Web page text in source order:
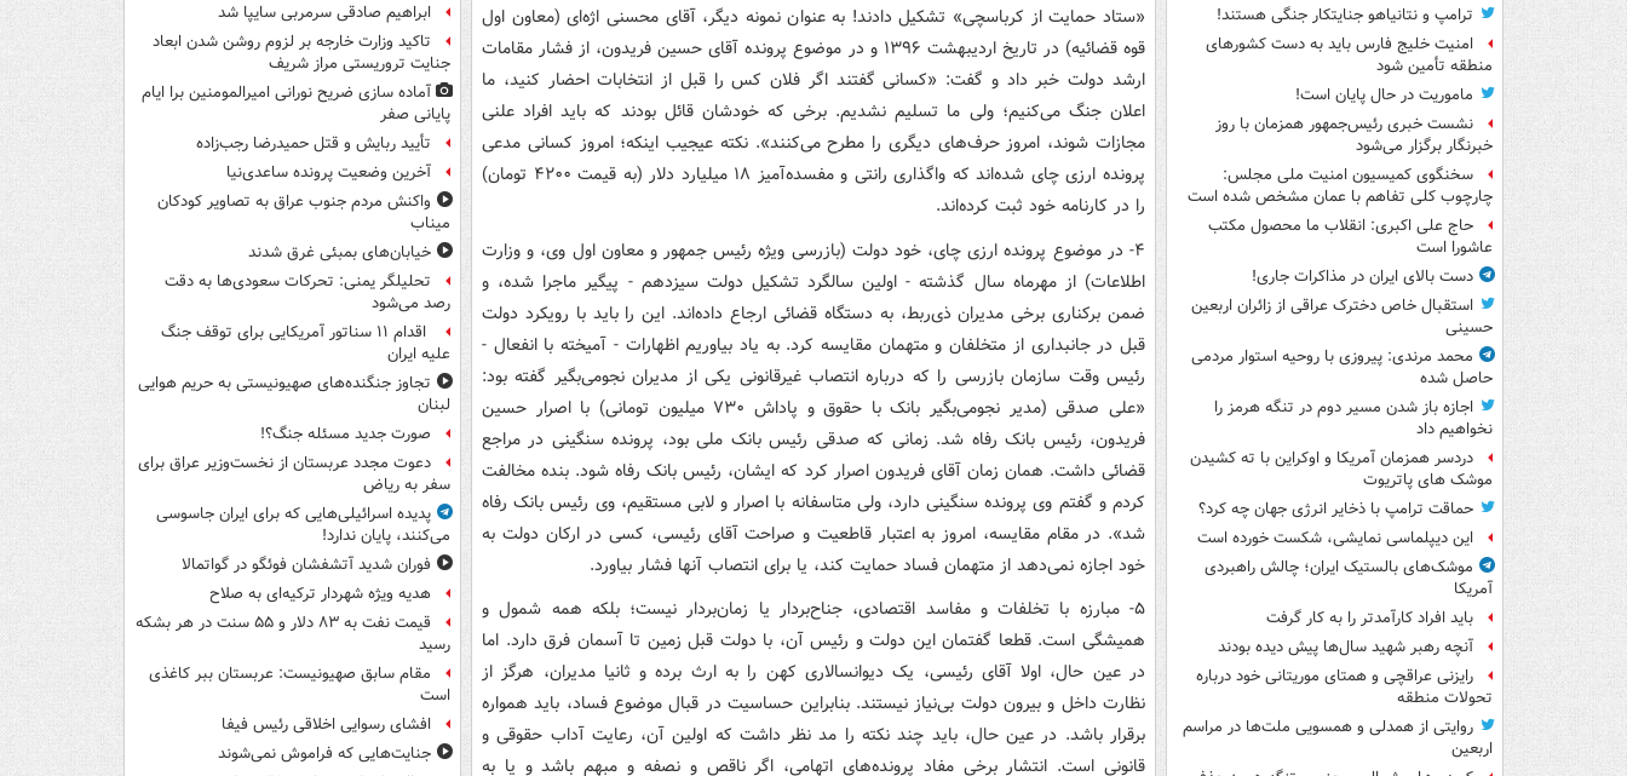
ترامپ و نتانیاهو جنایتکار جنگی هستند!
امنیت خلیج فارس باید به دست کشورهای
منطقه تأمین شود
ماموریت در حال پایان است!
نشست خبری رئیس‌جمهور همزمان با روز
خبرنگار برگزار می‌شود
سخنگوی کمیسیون امنیت ملی مجلس:
چارچوب کلی تفاهم با عمان مشخص شده است
حاج علی اکبری: انقلاب ما محصول مکتب
عاشورا است
دست بالای ایران در مذاکرات جاری!
استقبال خاص دخترک عراقی از زائران اربعین
حسینی
محمد مرندی: پیروزی با روحیه استوار مردمی
حاصل شده
اجازه باز شدن مسیر دوم در تنگه هرمز را
نخواهیم داد
دردسر همزمان آمریکا و اوکراین با ته کشیدن
موشک های پاتریوت
حماقت ترامپ با ذخایر انرژی جهان چه کرد؟
این دیپلماسی نمایشی، شکست خورده است
موشک‌های بالستیک ایران؛ چالش راهبردی
آمریکا
باید افراد کارآمدتر را به کار گرفت
آنچه رهبر شهید سال‌ها پیش دیده بودند
رایزنی عراقچی و همتای موریتانی خود درباره
تحولات منطقه
روایتی از همدلی و همسویی ملت‌ها در مراسم
اربعین
«ستاد حمایت از کرباسچی» تشکیل دادند! به عنوان نمونه دیگر، آقای محسنی اژه‌ای (معاون اول
قوه قضائیه) در تاریخ اردیبهشت ۱۳۹۶ و در موضوع پرونده آقای حسین فریدون، از فشار مقامات
ارشد دولت خبر داد و گفت: «کسانی گفتند اگر فلان کس را قبل از انتخابات احضار کنید، ما
اعلان جنگ می‌کنیم؛ ولی ما تسلیم نشدیم. برخی که خودشان قائل بودند که باید افراد علنی
مجازات شوند، امروز حرف‌های دیگری را مطرح می‌کنند». نکته عیجیب اینکه؛ امروز کسانی مدعی
پرونده ارزی چای شده‌اند که واگذاری رانتی و مفسده‌آمیز ۱۸ میلیارد دلار (به قیمت ۴۲۰۰ تومان)
را در کارنامه خود ثبت کرده‌اند.
۴- در موضوع پرونده ارزی چای، خود دولت (بازرسی ویژه رئیس‌ جمهور و معاون اول وی، و وزارت
اطلاعات) از مهرماه سال گذشته - اولین سالگرد تشکیل دولت سیزدهم - پیگیر ماجرا شده، و
ضمن برکناری برخی مدیران ذی‌ربط، به دستگاه قضائی ارجاع داده‌اند. این را باید با رویکرد دولت
قبل در جانبداری از متخلفان و متهمان مقایسه کرد. به یاد بیاوریم اظهارات - آمیخته با انفعال -
رئیس وقت سازمان بازرسی را که درباره انتصاب غیرقانونی یکی از مدیران نجومی‌بگیر گفته بود:
«علی صدقی (مدیر نجومی‌بگیر بانک با حقوق و پاداش ۷۳۰ میلیون تومانی) با اصرار حسین
فریدون، رئیس بانک رفاه شد. زمانی که صدقی رئیس بانک ملی بود، پرونده سنگینی در مراجع
قضائی داشت. همان زمان آقای فریدون اصرار کرد که ایشان، رئیس بانک رفاه شود. بنده مخالفت
کردم و گفتم وی پرونده سنگینی دارد، ولی متاسفانه با اصرار و لابی مستقیم، وی رئیس بانک رفاه
شد». در مقام مقایسه، امروز به اعتبار قاطعیت و صراحت آقای رئیسی، کسی در ارکان دولت به
خود اجازه نمی‌دهد از متهمان فساد حمایت کند، یا برای انتصاب آنها فشار بیاورد.
۵- مبارزه با تخلفات و مفاسد اقتصادی، جناح‌بردار یا زمان‌بردار نیست؛ بلکه همه شمول و
همیشگی است. قطعا گفتمان این دولت و رئیس آن، با دولت قبل زمین تا آسمان فرق دارد. اما
در عین حال، اولا آقای رئیسی، یک دیوانسالاری کهن را به ارث برده و ثانیا مدیران، هرگز از
نظارت داخل و بیرون دولت بی‌نیاز نیستند. بنابراین حساسیت در قبال موضوع فساد، باید همواره
برقرار باشد. در عین حال، باید چند نکته را مد نظر داشت که اولین آن، رعایت آداب حقوقی و
قانونی است. انتشار برخی مفاد پرونده‌های اتهامی، اگر ناقص و نصفه و مبهم باشد و یا به
ابراهیم صادقی سرمربی سایپا شد
تاکید وزارت خارجه بر لزوم روشن شدن ابعاد
جنایت تروریستی مراز شریف
آماده سازی ضریح نورانی امیرالمومنین برا ایام
پایانی صفر
تأیید ربایش و قتل حمیدرضا رجب‌زاده
آخرین وضعیت پرونده ساعدی‌نیا
واکنش مردم جنوب عراق به تصاویر کودکان
میناب
خیابان‌های بمبئی غرق شدند
تحلیلگر یمنی: تحرکات سعودی‌ها به دقت
رصد می‌شود
اقدام ۱۱ سناتور آمریکایی برای توقف جنگ
علیه ایران
تجاوز جنگنده‌های صهیونیستی به حریم هوایی
لبنان
صورت جدید مسئله جنگ؟!
دعوت مجدد عربستان از نخست‌وزیر عراق برای
سفر به ریاض
پدیده اسرائیلی‌هایی که برای ایران جاسوسی
می‌کنند، پایان ندارد!
فوران شدید آتشفشان فوئگو در گواتمالا
هدیه ویژه شهردار ترکیه‌ای به صلاح
قیمت نفت به ۸۳ دلار و ۵۵ سنت در هر بشکه
رسید
مقام سابق صهیونیست: عربستان ببر کاغذی
است
افشای رسوایی اخلاقی رئیس فیفا
جنایت‌هایی که فراموش نمی‌شوند